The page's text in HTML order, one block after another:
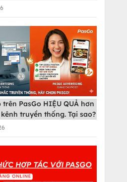
PasGo HIỆU QUẢ hơn
truyền thống. Tại sao?